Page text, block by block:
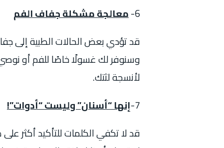
6- معالجة مشكلة جفاف الفم
قد تؤدي بعض الحالات الطبية إلى
وسنوفر لك غسولًا خاصًا للفم أو
لأنسجة لثتك.
7- إنها “أسنان” وليست “أدوات”!
قد لا تكفي الكلمات للتأكيد أكثر